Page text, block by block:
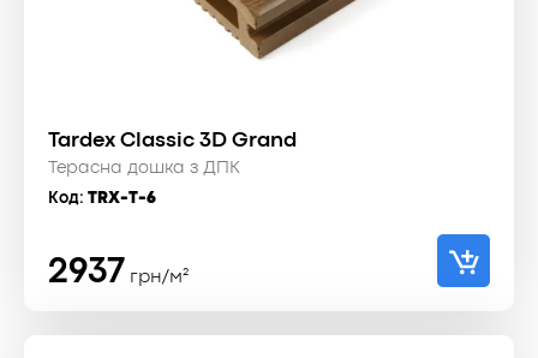
Tardex Classic 3D Grand
Терасна дошка з ДПК
Код: TRX-T-6
2937 грн/м²